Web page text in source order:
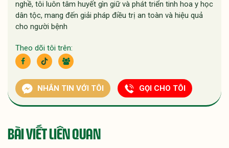
nghề, tôi luôn tâm huyết gìn giữ và phát triển tinh hoa y học
dân tộc, mang đến giải pháp điều trị an toàn và hiệu quả
cho người bệnh
Theo dõi tôi trên:
NHẮN TIN VỚI TÔI GỌI CHO TÔI
BÀI VIẾT LIÊN QUAN